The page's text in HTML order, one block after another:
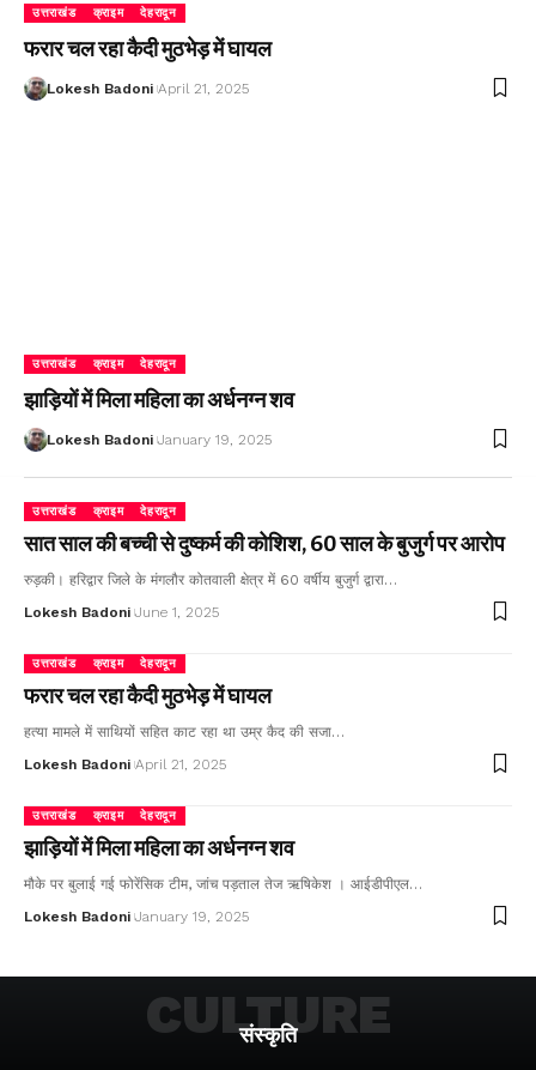
उत्तराखंड क्राइम देहरादून
फरार चल रहा कैदी मुठभेड़ में घायल
Lokesh Badoni April 21, 2025
उत्तराखंड क्राइम देहरादून
झाड़ियों में मिला महिला का अर्धनग्न शव
Lokesh Badoni January 19, 2025
उत्तराखंड क्राइम देहरादून
सात साल की बच्ची से दुष्कर्म की कोशिश, 60 साल के बुजुर्ग पर आरोप
रुड़की। हरिद्वार जिले के मंगलौर कोतवाली क्षेत्र में 60 वर्षीय बुजुर्ग द्वारा…
Lokesh Badoni June 1, 2025
उत्तराखंड क्राइम देहरादून
फरार चल रहा कैदी मुठभेड़ में घायल
हत्या मामले में साथियों सहित काट रहा था उम्र कैद की सजा…
Lokesh Badoni April 21, 2025
उत्तराखंड क्राइम देहरादून
झाड़ियों में मिला महिला का अर्धनग्न शव
मौके पर बुलाई गई फोरेंसिक टीम, जांच पड़ताल तेज ऋषिकेश । आईडीपीएल…
Lokesh Badoni January 19, 2025
संस्कृति
CULTURE